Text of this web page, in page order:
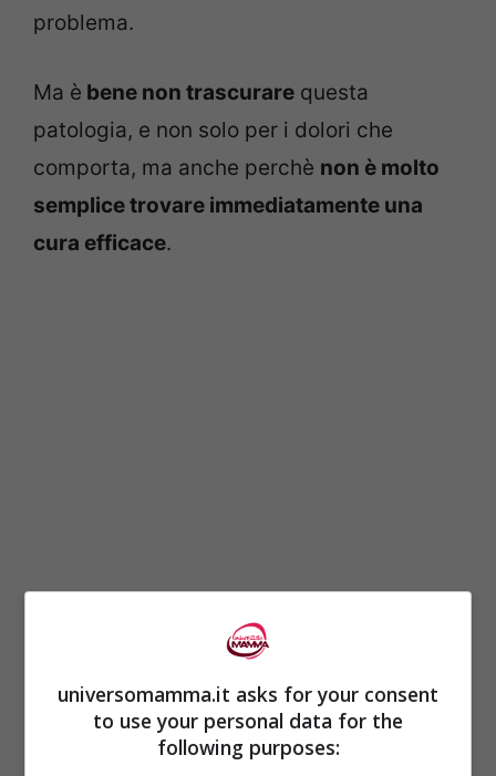
problema.
Ma è bene non trascurare questa
patologia, e non solo per i dolori che
comporta, ma anche perchè non è molto
semplice trovare immediatamente una
cura efficace.
ragadi anali trovano giovamento non solo
dopo l
, quando ormai il
problema è risolto definitivamente, ma
diverse cure o tentativi di cura
universomamma.it asks for your consent
to use your personal data for the
following purposes: